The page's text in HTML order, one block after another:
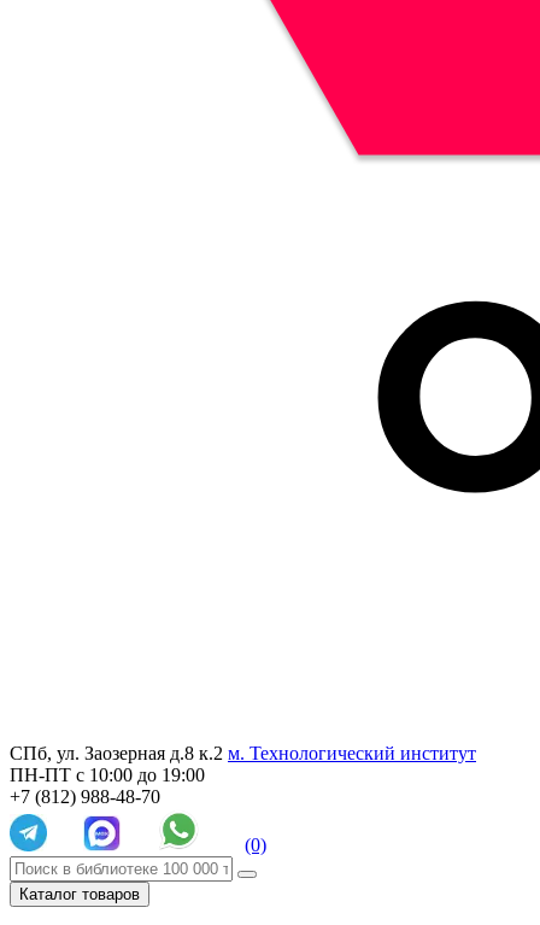
СПб, ул. Заозерная д.8 к.2 м. Технологический институт
ПН-ПТ с 10:00 до 19:00
+7 (812) 988-48-70
(0)
Каталог товаров